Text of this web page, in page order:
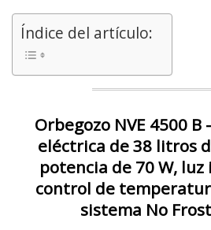
Índice del artículo:
Orbegozo NVE 4500
eléctrica de 38 litros
potencia de 70 W,
control de
sistema No